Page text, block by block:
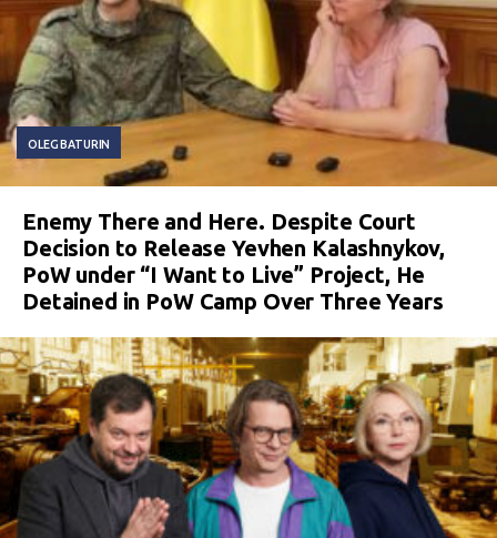
OLEG BATURIN
Enemy There and Here. Despite Court
Decision to Release Yevhen Kalashnykov,
PoW under “I Want to Live” Project, He
Detained in PoW Camp Over Three Years